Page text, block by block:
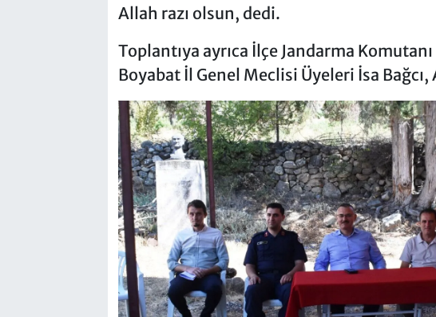
Allah razı olsun, dedi.
Toplantıya ayrıca İlçe Jandarma
Boyabat İl Genel Meclisi Üyeleri İsa